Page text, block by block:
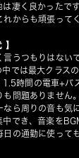
凄く良かったで
からも頑張って
うつもりはない
中では最大クラス
時間の電車+バ
問題ありません
ら周りの音も気
でき、音楽を
の通勤に使って